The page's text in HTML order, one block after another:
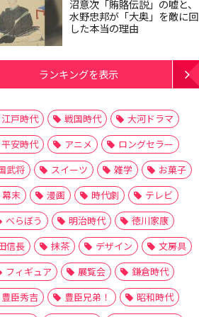
沼意次「賄賂伝説」の嘘と、
水野忠邦が「大奥」を敵に回
した本当の理由
ランキングを表示
江戸時代 戦国時代
大河ドラマ
平安時代
アニメ
ロングセラー
武将
スイーツ 雑学
お菓子
幕末
漫画 時代劇
テレビ
べらぼう
明治時代
徳川家康
信長
抹茶 デザイン
文房具
フィギュア
展覧会
鎌倉時代
豊臣秀吉
豊臣兄弟！
昭和時代